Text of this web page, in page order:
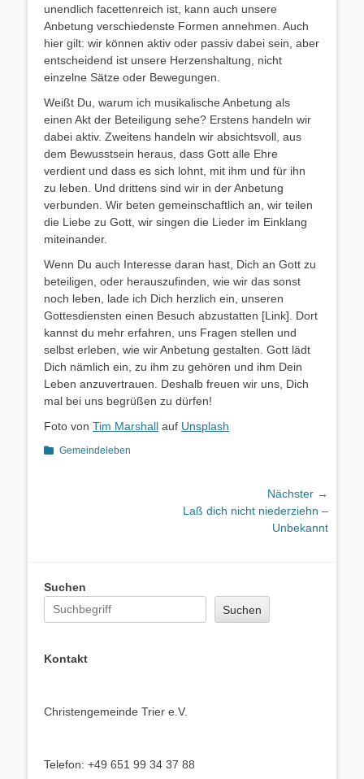
unendlich facettenreich ist, kann auch unsere
Anbetung verschiedenste Formen annehmen. Auch
hier gilt: wir können aktiv oder passiv dabei sein, aber
entscheidend ist unsere Herzenshaltung, nicht
einzelne Sätze oder Bewegungen.
Weißt Du, warum ich musikalische Anbetung als
einen Akt der Beteiligung sehe? Erstens handeln wir
dabei aktiv. Zweitens handeln wir absichtsvoll, aus
dem Bewusstsein heraus, dass Gott alle Ehre
verdient und dass es sich lohnt, mit ihm und für ihn
zu leben. Und drittens sind wir in der Anbetung
verbunden. Wir beten gemeinschaftlich an, wir teilen
die Liebe zu Gott, wir singen die Lieder im Einklang
miteinander.
Wenn Du auch Interesse daran hast, Dich an Gott zu
beteiligen, oder herauszufinden, wie wir das sonst
noch leben, lade ich Dich herzlich ein, unseren
Gottesdiensten einen Besuch abzustatten [Link]. Dort
kannst du mehr erfahren, uns Fragen stellen und
selbst erleben, wie wir Anbetung gestalten. Gott lädt
Dich nämlich ein, zu ihm zu gehören und ihm Dein
Leben anzuvertrauen. Deshalb freuen wir uns, Dich
mal bei uns begrüßen zu dürfen!
Foto von Tim Marshall auf Unsplash
Kategorien
Gemeindeleben
Nächster →
Nächster
Laß dich nicht niederziehn –
Unbekannt
Suchen
Suchen
Kontakt
Christengemeinde Trier e.V.
Telefon: +49 651 99 34 37 88